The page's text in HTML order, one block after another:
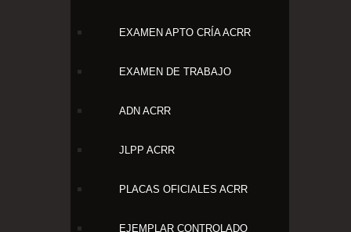
EXAMEN APTO CRÍA ACRR
EXAMEN DE TRABAJO
ADN ACRR
JLPP ACRR
PLACAS OFICIALES ACRR
EJEMPLAR CONTROLADO